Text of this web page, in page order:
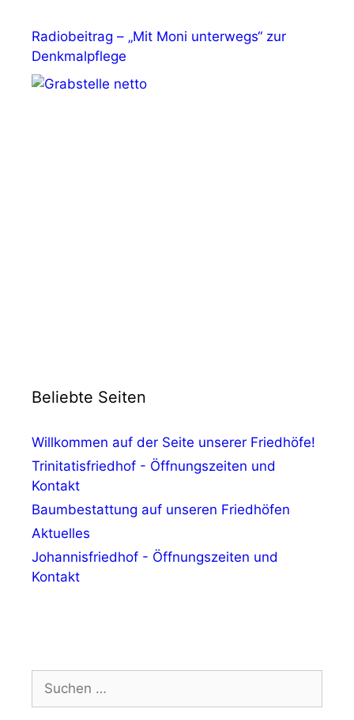
Radiobeitrag – „Mit Moni unterwegs“ zur
Denkmalpflege
Beliebte Seiten
Willkommen auf der Seite unserer Friedhöfe!
Trinitatisfriedhof - Öffnungszeiten und
Kontakt
Baumbestattung auf unseren Friedhöfen
Aktuelles
Johannisfriedhof - Öffnungszeiten und
Kontakt
nach: